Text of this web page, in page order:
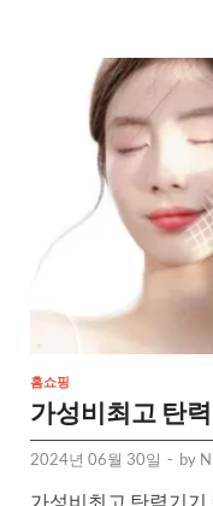
홈쇼핑
가성비최고 탄
2024년 06월 30일 - by
가성비최고 탄력기기